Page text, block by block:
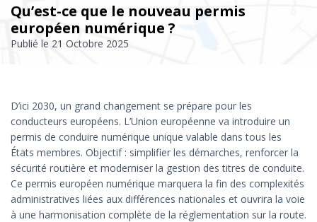
Qu’est-ce que le nouveau permis
européen numérique ?
Publié le 21 Octobre 2025
D’ici 2030, un grand changement se prépare pour les
conducteurs européens. L’Union européenne va introduire un
permis de conduire numérique unique valable dans tous les
États membres. Objectif : simplifier les démarches, renforcer la
sécurité routière et moderniser la gestion des titres de conduite.
Ce permis européen numérique marquera la fin des complexités
administratives liées aux différences nationales et ouvrira la voie
à une harmonisation complète de la réglementation sur la route.